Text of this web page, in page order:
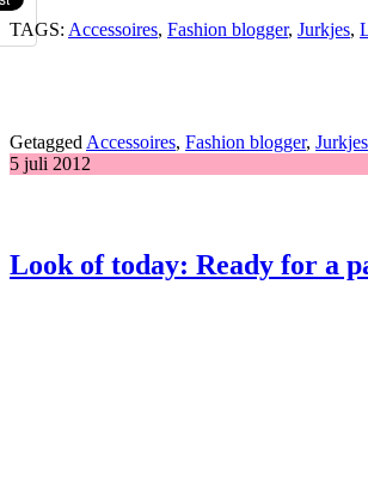
TAGS: Accessoires, Fashion blogger, Jurkjes,
Getagged Accessoires, Fashion blogger, Jurkjes
5 juli 2012
Look of today: Ready for a